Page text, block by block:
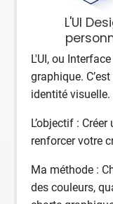
L'UI
L'UI, ou
graphique.
identité visuelle.
L’objectif :
renforcer votre
Ma méthode :
des couleurs,